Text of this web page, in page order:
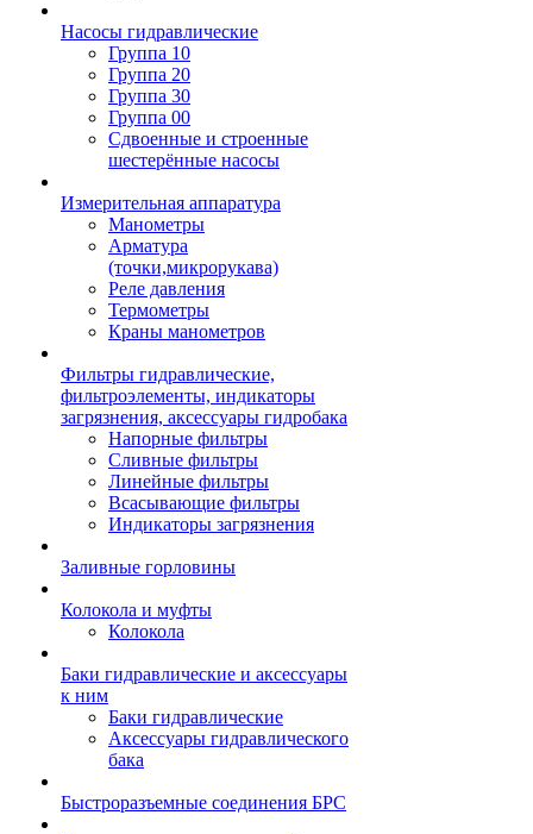
Насосы гидравлические
Группа 10
Группа 20
Группа 30
Группа 00
Сдвоенные и строенные
шестерённые насосы
Измерительная аппаратура
Манометры
Арматура
(точки,микрорукава)
Реле давления
Термометры
Краны манометров
Фильтры гидравлические,
фильтроэлементы, индикаторы
загрязнения, аксессуары гидробака
Напорные фильтры
Сливные фильтры
Линейные фильтры
Всасывающие фильтры
Индикаторы загрязнения
Заливные горловины
Колокола и муфты
Колокола
Баки гидравлические и аксессуары
к ним
Баки гидравлические
Аксессуары гидравлического
бака
Быстроразъемные соединения БРС